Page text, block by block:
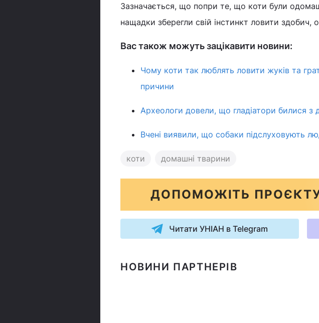
Зазначається, що попри те, що коти були
нащадки зберегли свій інстинкт ловити
Вас також можуть зацікавити новини:
Чому коти так люблять ловити жуків та
причини
Археологи довели, що гладіатори билися
Вчені виявили, що собаки підслуховують
коти домашні тварини
ДОПОМОЖІТЬ
Читати УНІАН в Telegram
НОВИНИ ПАРТНЕРІВ